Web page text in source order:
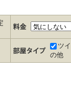
ツ
の他